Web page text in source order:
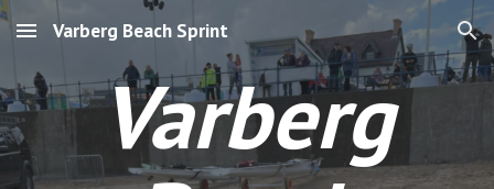
Skip to main content Skip to navigation
Varberg Beach Sprint
Varberg